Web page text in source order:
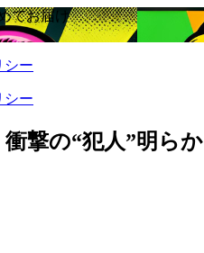
てお届け
シー
シー
衝撃の“犯人”明ら